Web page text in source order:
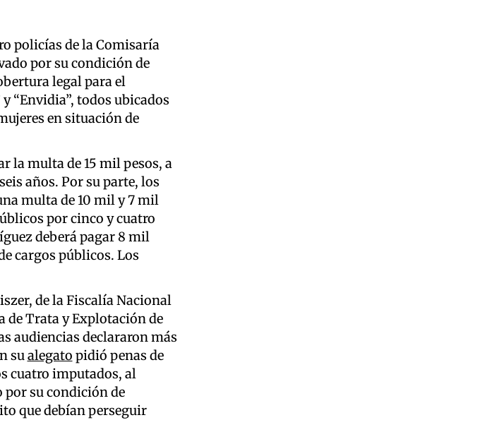
policías de la Comisaría
por su condición de
legal para el
“Envidia”, todos ubicados
en situación de
la multa de 15 mil pesos, a
años. Por su parte, los
multa de 10 mil y 7 mil
por cinco y cuatro
deberá pagar 8 mil
cargos públicos. Los
de la Fiscalía Nacional
de Trata y Explotación de
audiencias declararon más
sualegato pidió penas de
cuatro imputados, al
su condición de
que debían perseguir